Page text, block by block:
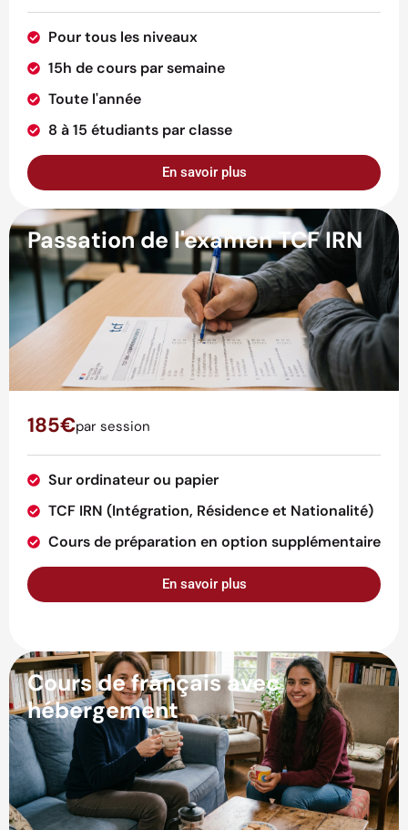
Pour tous les niveaux
15h de cours par semaine
Toute l'année
8 à 15 étudiants par classe
En savoir plus
Passation de l'examen TCF IRN
185€par session
Sur ordinateur ou papier
TCF IRN (Intégration, Résidence et Nationalité)
Cours de préparation en option supplémentaire
En savoir plus
Cours de français avec
hébergement